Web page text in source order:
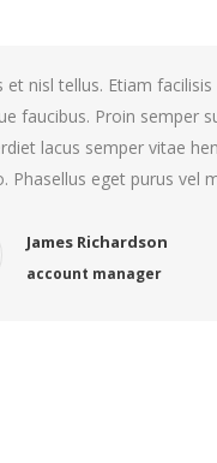
et nisl tellus. Etiam facilisis
faucibus. Proin semper
lacus semper vitae
Phasellus eget purus vel
James Richardson
account manager